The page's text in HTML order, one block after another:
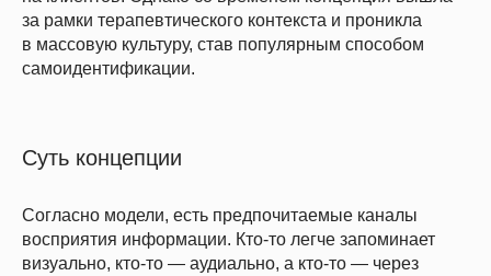
за рамки терапевтического контекста и проникла
в массовую культуру, став популярным способом
самоидентификации.
Суть концепции
Согласно модели, есть предпочитаемые каналы
восприятия информации. Кто-то легче запоминает
визуально, кто-то — аудиально, а кто-то — через